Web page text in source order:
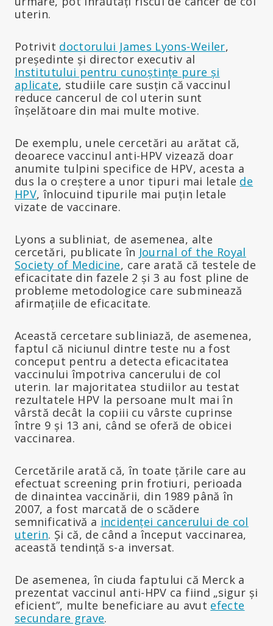
uterin.
Potrivit doctorului James Lyons-Weiler,
președinte și director executiv al
Institutului pentru cunoștințe pure și
aplicate, studiile care susțin că vaccinul
reduce cancerul de col uterin sunt
înșelătoare din mai multe motive.
De exemplu, unele cercetări au arătat că,
deoarece vaccinul anti-HPV vizează doar
anumite tulpini specifice de HPV, acesta a
dus la o creștere a unor tipuri mai letale de
HPV, înlocuind tipurile mai puțin letale
vizate de vaccinare.
Lyons a subliniat, de asemenea, alte
cercetări, publicate în Journal of the Royal
Society of Medicine, care arată că testele de
eficacitate din fazele 2 și 3 au fost pline de
probleme metodologice care subminează
afirmațiile de eficacitate.
Această cercetare subliniază, de asemenea,
faptul că niciunul dintre teste nu a fost
conceput pentru a detecta eficacitatea
vaccinului împotriva cancerului de col
uterin. Iar majoritatea studiilor au testat
rezultatele HPV la persoane mult mai în
vârstă decât la copiii cu vârste cuprinse
între 9 și 13 ani, când se oferă de obicei
vaccinarea.
Cercetările arată că, în toate țările care au
efectuat screening prin frotiuri, perioada
de dinaintea vaccinării, din 1989 până în
2007, a fost marcată de o scădere
semnificativă a incidenței cancerului de col
uterin. Și că, de când a început vaccinarea,
această tendință s-a inversat.
De asemenea, în ciuda faptului că Merck a
prezentat vaccinul anti-HPV ca fiind „sigur și
eficient”, multe beneficiare au avut efecte
secundare grave.